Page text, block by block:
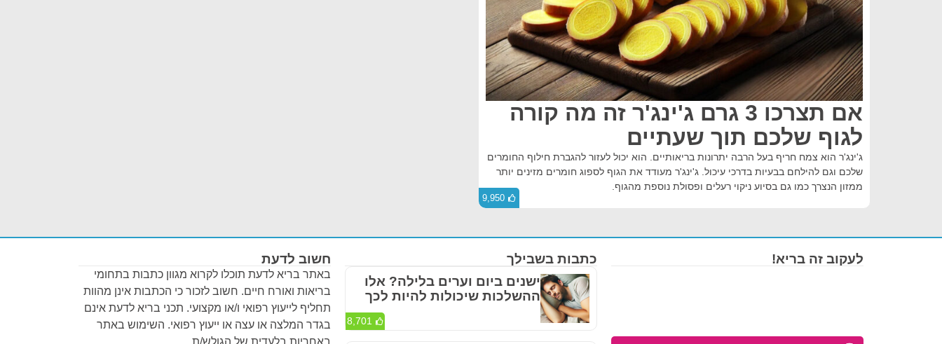
אם תצרכו 3 גרם ג'ינג'ר זה מה קורה
לגוף שלכם תוך שעתיים
ג'ינג'ר הוא צמח חריף בעל הרבה יתרונות בריאותיים. הוא יכול לעזור להגברת חילוף החומרים
שלכם וגם להילחם בבעיות בדרכי עיכול. ג'ינג'ר מעודד את הגוף לספוג חומרים מזינים יותר
ממזון הנצרך כמו גם בסיוע ניקוי רעלים ופסולת נוספת מהגוף.
9,950
חשוב לדעת
באתר בריא לדעת תוכלו לקרוא מגוון כתבות בתחומי
בריאות ואורח חיים. חשוב לזכור כי הכתבות אינן מהוות
תחליף לייעוץ רפואי ו/או מקצועי. תכני בריא לדעת אינם
בגדר המלצה או עצה או ייעוץ רפואי. השימוש באתר
באחריות בלעדית של הגולש/ת.
כתבות בשבילך
ישנים ביום וערים בלילה? אלו
ההשלכות שיכולות להיות לכך
8,701
לעקוב זה בריא!